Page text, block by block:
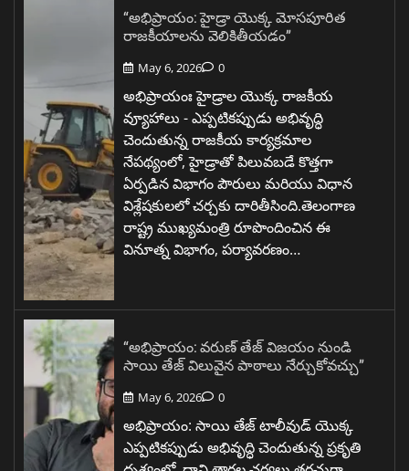
“అభిప్రాయం: హైడ్రా యొక్క మోసపూరిత
రాజకీయాలను వెలికితీయడం”
May 6, 2026 0
అభిప్రాయంః హైడ్రాల యొక్క రాజకీయ
వ్యూహాలు - ఎప్పటికప్పుడు అభివృద్ధి
చెందుతున్న రాజకీయ కార్యక్రమాల
నేపథ్యంలో, హైడ్రాతో పిలువబడే కొత్తగా
ఏర్పడిన విభాగం పౌరులు మరియు విధాన
విశ్లేషకులలో చర్చకు దారితీసింది.తెలంగాణ
రాష్ట్ర ముఖ్యమంత్రి రూపొందించిన ఈ
వినూత్న విభాగం, పర్యావరణం…
“అభిప్రాయం: వరుణ్ తేజ్ విజయం నుండి
సాయి తేజ్ విలువైన పాఠాలు నేర్చుకోవచ్చు”
May 6, 2026 0
అభిప్రాయం: సాయి తేజ్ టాలీవుడ్ యొక్క
ఎప్పటికప్పుడు అభివృద్ధి చెందుతున్న ప్రకృతి